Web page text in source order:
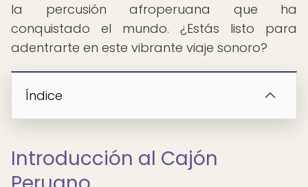
la percusión afroperuana que ha
conquistado el mundo. ¿Estás listo para
adentrarte en este vibrante viaje sonoro?
Índice
Introducción al Cajón